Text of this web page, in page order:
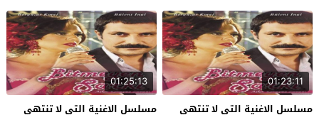
01:23:11
مسلسل الاغنية التي لا تنتهي
01:25:13
مسلسل الاغنية التي لا تنتهي